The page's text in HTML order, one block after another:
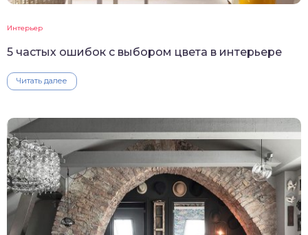
Интерьер
5 частых ошибок с выбором цвета в интерьере
Читать далее